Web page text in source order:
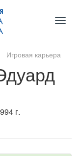
Игровая карьера
г.